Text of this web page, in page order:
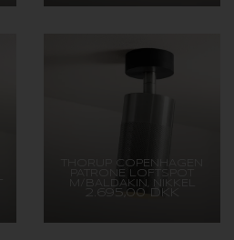
THORUP COPENHAGEN
PATRONE LOFTSPOT
M/BALDAKIN, NIKKEL
MALET MESSING, 120 MM
2.695,00 DKK